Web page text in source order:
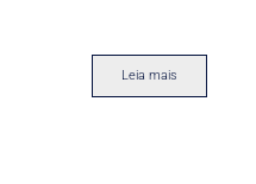
Leia mais